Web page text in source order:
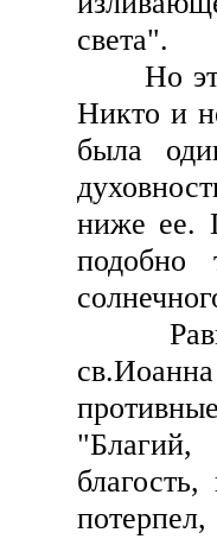
света".
Но это
Никто и
была
ниже ее.
подобно
Равным
"Благий,